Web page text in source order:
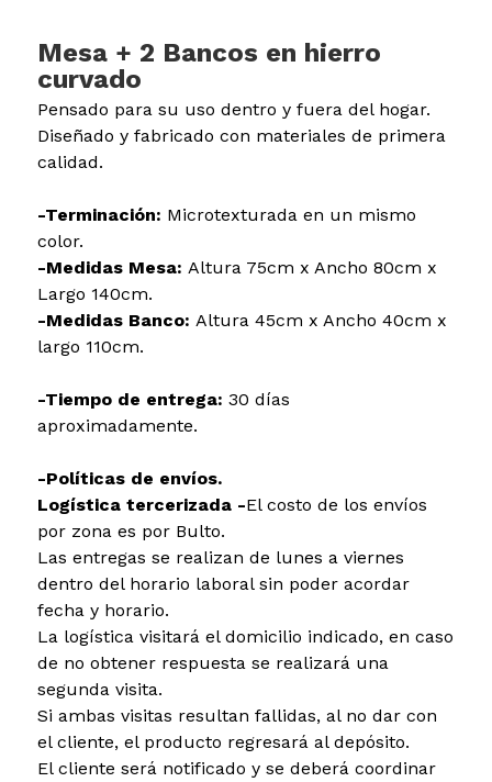
Mesa + 2 Bancos en hierro
curvado
Pensado para su uso dentro y fuera del hogar.
Diseñado y fabricado con materiales de primera
calidad.
-Terminación: Microtexturada en un mismo
color.
-Medidas Mesa: Altura 75cm x Ancho 80cm x
Largo 140cm.
-Medidas Banco: Altura 45cm x Ancho 40cm x
largo 110cm.
-Tiempo de entrega: 30 días
aproximadamente.
-Políticas de envíos.
Logística tercerizada -El costo de los envíos
por zona es por Bulto.
Las entregas se realizan de lunes a viernes
dentro del horario laboral sin poder acordar
fecha y horario.
La logística visitará el domicilio indicado, en caso
de no obtener respuesta se realizará una
segunda visita.
Si ambas visitas resultan fallidas, al no dar con
el cliente, el producto regresará al depósito.
El cliente será notificado y se deberá coordinar